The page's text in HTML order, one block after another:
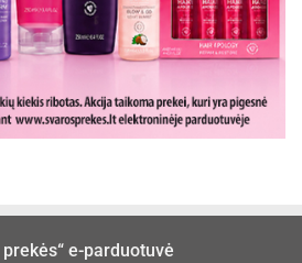
prekės“ e-parduotuvė